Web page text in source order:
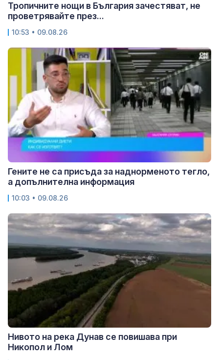
Тропичните нощи в България зачестяват, не
проветрявайте през...
10:53 • 09.08.26
Гените не са присъда за наднорменото тегло,
а допълнителна информация
10:03 • 09.08.26
Нивото на река Дунав се повишава при
Никопол и Лом